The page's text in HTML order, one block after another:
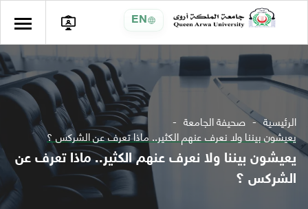
EN
الرئيسية صحيفة الجامعة
يعيشون بيننا ولا نعرف عنهم الكثير.. ماذا تعرف عن الشركس ؟
يعيشون بيننا ولا نعرف عنهم الكثير.. ماذا تعرف عن
الشركس ؟